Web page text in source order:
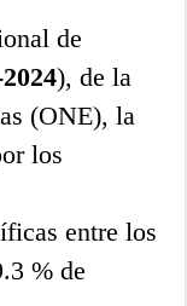
de
), de la
(ONE), la
los
entre los
% de